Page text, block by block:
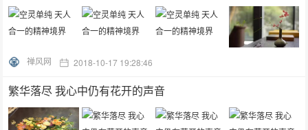
禅风网 2018-10-17 19:28:46
繁华落尽 我心中仍有花开的声音